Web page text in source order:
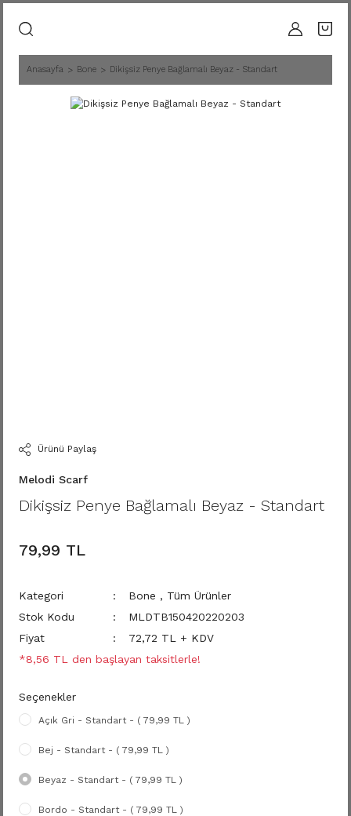
Anasayfa Bone Dikişsiz Penye Bağlamalı Beyaz - Standart
Ürünü Paylaş
Melodi Scarf
Dikişsiz Penye Bağlamalı Beyaz - Standart
79,99 TL
Kategori Bone , Tüm Ürünler
Stok Kodu
MLDTB150420220203
Fiyat
72,72 TL + KDV
*8,56 TL den başlayan taksitlerle!
Seçenekler
Açık Gri - Standart - ( 79,99 TL )
Bej - Standart - ( 79,99 TL )
Beyaz - Standart - ( 79,99 TL )
Bordo - Standart - ( 79,99 TL )